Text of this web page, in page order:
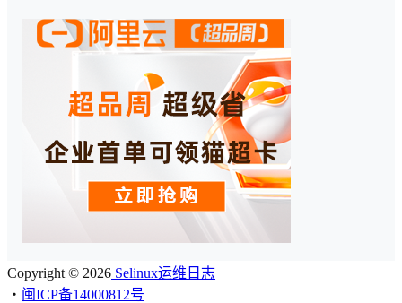
Copyright © 2026 Selinux运维日志
・ 闽ICP备14000812号